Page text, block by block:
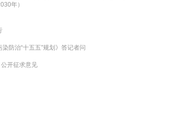
年）
防治“十五五”规划》答记者问
开征求意见